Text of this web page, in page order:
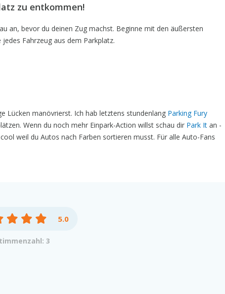
zu entkommen!
an, bevor du deinen Zug machst. Beginne mit den äußersten
Fahrzeug aus dem Parkplatz.
Lücken manövrierst. Ich hab letztens stundenlang Parking Fury
Wenn du noch mehr Einpark-Action willst schau dir Park It an -
weil du Autos nach Farben sortieren musst. Für alle Auto-Fans
5.0
3